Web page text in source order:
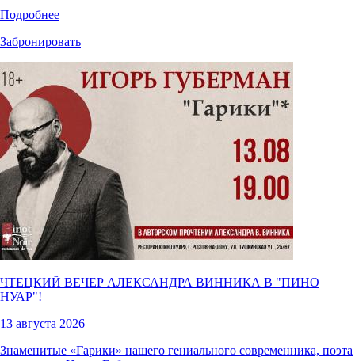
Подробнее
Забронировать
ЧТЕЦКИЙ ВЕЧЕР АЛЕКСАНДРА ВИННИКА В "ПИНО
НУАР"!
13 августа 2026
Знаменитые «Гарики» нашего гениального современника, поэта